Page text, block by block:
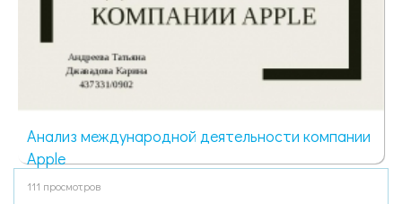
Анализ международной деятельности компании
Apple
111 просмотров